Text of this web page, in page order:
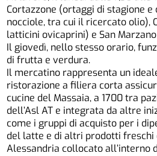
Cortazzone (ortaggi di stagione
nocciole, tra cui il ricercato olio),
latticini ovicaprini) e San
Il giovedì, nello stesso orario,
di frutta e verdura.
Il mercatino rappresenta un
ristorazione a filiera corta
cucine del Massaia, a 1700 tra
dell’Asl AT e integrata da altre
come i gruppi di acquisto per i
del latte e di altri prodotti freschi
Alessandria collocato all’interno